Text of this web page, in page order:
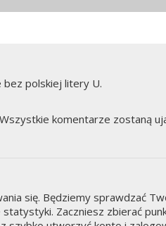
polskiej litery U.
komentarze zostaną
się. Będziemy sprawdzać
Zaczniesz zbierać